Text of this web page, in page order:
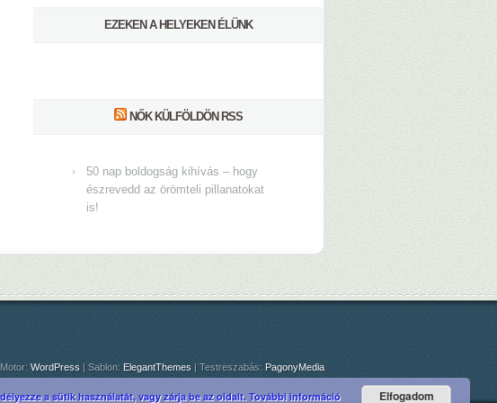
EZEKEN A HELYEKEN ÉLÜNK
NŐK KÜLFÖLDÖN RSS
50 nap boldogság kihívás – hogy
észrevedd az örömteli pillanatokat
is!
Motor: WordPress | Sablon: ElegantThemes | Testreszabás: PagonyMedia
a sütik használatát, vagy zárja be az oldalt. További információ Elfogadom